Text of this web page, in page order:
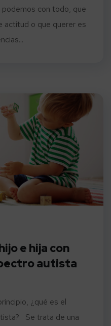
con todo, que
actitud o que querer es
e hija con
autista
¿qué es el
Se trata de una